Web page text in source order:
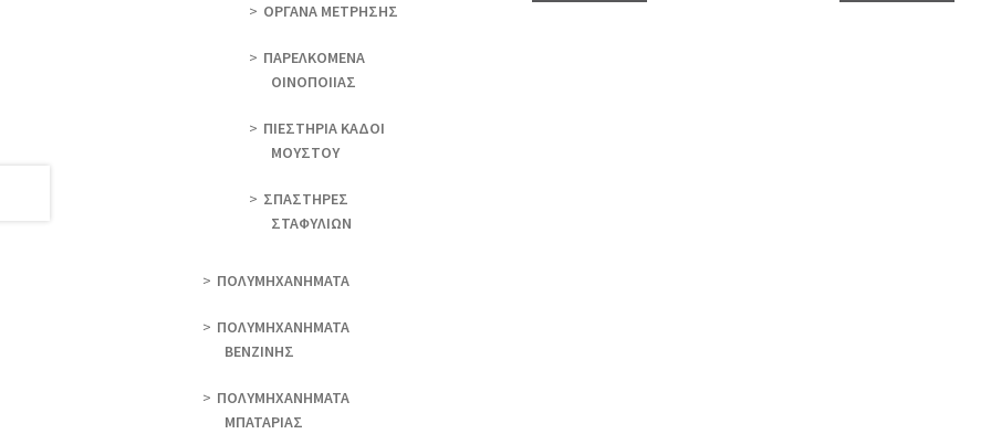
ΟΡΓΑΝΑ ΜΕΤΡΗΣΗΣ
ΠΑΡΕΛΚΟΜΕΝΑ
ΟΙΝΟΠΟΙΙΑΣ
ΠΙΕΣΤΗΡΙΑ ΚΑΔΟΙ
ΜΟΥΣΤΟΥ
ΣΠΑΣΤΗΡΕΣ
ΣΤΑΦΥΛΙΩΝ
ΠΟΛΥΜΗΧΑΝΗΜΑΤΑ
ΠΟΛΥΜΗΧΑΝΗΜΑΤΑ
ΒΕΝΖΙΝΗΣ
ΠΟΛΥΜΗΧΑΝΗΜΑΤΑ
ΜΠΑΤΑΡΙΑΣ